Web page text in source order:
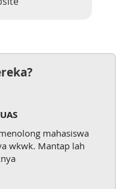
mahasiswa
Mantap lah